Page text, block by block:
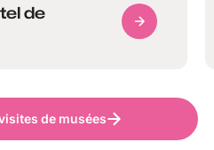
de musées
de